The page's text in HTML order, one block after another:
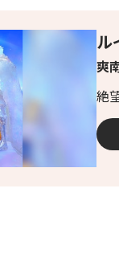
ル
爽
絶